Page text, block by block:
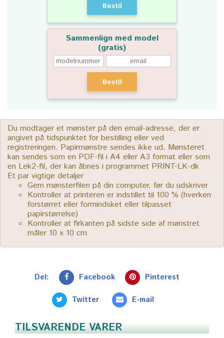
Bestil
Sammenlign med model
(gratis)
Bestil
Du modtager et mønster på den email-adresse, der er
angivet på tidspunktet for bestilling eller ved
registreringen. Papirmønstre sendes ikke ud. Mønsteret
kan sendes som en PDF-fil i A4 eller A3 format eller som
en Lek2-fil, der kan åbnes i programmet PRINT-LK-dk
Et par vigtige detaljer
Gem mønsterfilen på din computer, før du udskriver
Kontroller at printeren er indstillet til 100 % (hverken
forstørret eller formindsket eller tilpasset
papirstørrelse)
Kontroller at firkanten på sidste side af mønstret
måler 10 x 10 cm
Del: Facebook Pinterest
Twitter E-mail
TILSVARENDE VARER